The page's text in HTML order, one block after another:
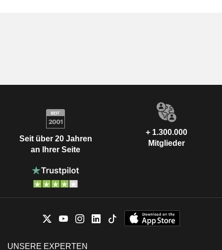
Seit über 20 Jahren
an Ihrer Seite
+ 1.300.000
Mitglieder
UNSERE EXPERTEN